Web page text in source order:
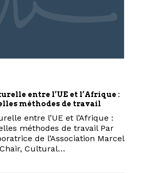
entre l’UE et l’Afrique :
méthodes de travail
entre l’UE et l’Afrique :
méthodes de travail Par
de l’Association Marcel
Chair, Cultural…